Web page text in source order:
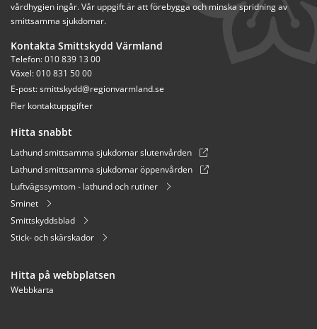
vårdhygien ingår. Vår uppgift är att förebygga och minska spridning av
smittsamma sjukdomar.
Kontakta Smittskydd Värmland
Telefon: 010 839 13 00
Växel: 010 831 50 00
E-post: smittskydd@regionvarmland.se
Fler kontaktuppgifter
Hitta snabbt
Lathund smittsamma sjukdomar slutenvården
Lathund smittsamma sjukdomar öppenvården
Luftvägssymtom - lathund och rutiner
Sminet
Smittskyddsblad
Stick- och skärskador
Hitta på webbplatsen
Webbkarta